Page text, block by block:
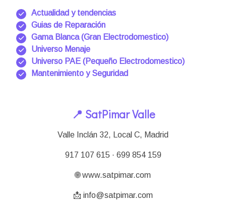
Actualidad y tendencias
Guias de Reparación
Gama Blanca (Gran Electrodomestico)
Universo Menaje
Universo PAE (Pequeño Electrodomestico)
Mantenimiento y Seguridad
📍 SatPimar Valle
Valle Inclán 32, Local C, Madrid
917 107 615 · 699 854 159
🌐 www.satpimar.com
📩 info@satpimar.com